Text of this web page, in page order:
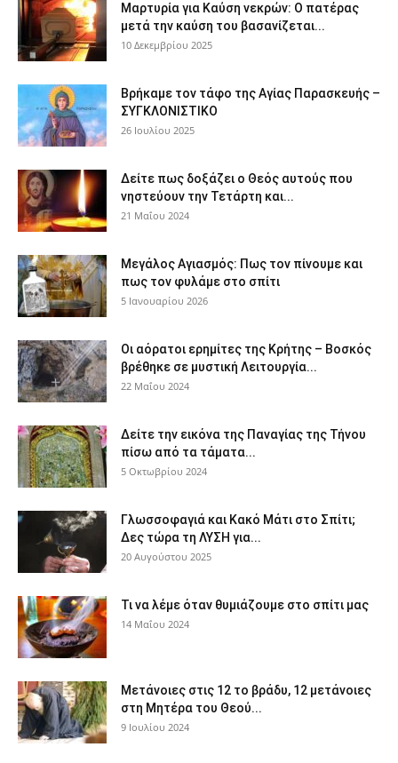
Μαρτυρία για Καύση νεκρών: Ο πατέρας
μετά την καύση του βασανίζεται...
10 Δεκεμβρίου 2025
Βρήκαμε τον τάφο της Αγίας Παρασκευής –
ΣΥΓΚΛΟΝΙΣΤΙΚΟ
26 Ιουλίου 2025
Δείτε πως δοξάζει ο Θεός αυτούς που
νηστεύουν την Τετάρτη και...
21 Μαΐου 2024
Μεγάλος Αγιασμός: Πως τον πίνουμε και
πως τον φυλάμε στο σπίτι
5 Ιανουαρίου 2026
Οι αόρατοι ερημίτες της Κρήτης – Βοσκός
βρέθηκε σε μυστική Λειτουργία...
22 Μαΐου 2024
Δείτε την εικόνα της Παναγίας της Τήνου
πίσω από τα τάματα...
5 Οκτωβρίου 2024
Γλωσσοφαγιά και Κακό Μάτι στο Σπίτι;
Δες τώρα τη ΛΥΣΗ για...
20 Αυγούστου 2025
Τι να λέμε όταν θυμιάζουμε στο σπίτι μας
14 Μαΐου 2024
Μετάνοιες στις 12 το βράδυ, 12 μετάνοιες
στη Μητέρα του Θεού...
9 Ιουλίου 2024